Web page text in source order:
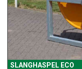
SLANGHASPEL ECO